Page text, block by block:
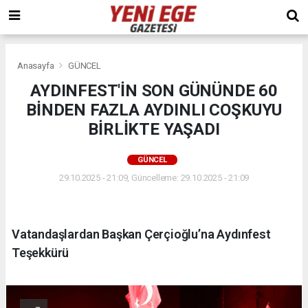
Anasayfa GÜNCEL
AYDINFEST'İN SON GÜNÜNDE 60
BİNDEN FAZLA AYDINLI COŞKUYU
BİRLİKTE YAŞADI
GÜNCEL
29.10.2025 - 21:09, Güncelleme: 29.10.2025 - 21:09
Vatandaşlardan Başkan Çerçioğlu’na Aydınfest
Teşekkürü